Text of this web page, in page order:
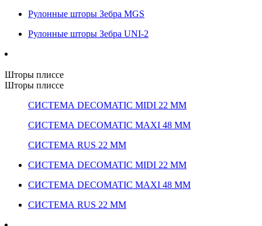
Рулонные шторы Зебра MGS
Рулонные шторы Зебра UNI-2
Шторы плиссе
Шторы плиссе
СИСТЕМА DECOMATIC MIDI 22 ММ
СИСТЕМА DECOMATIC MAXI 48 ММ
СИСТЕМА RUS 22 ММ
СИСТЕМА DECOMATIC MIDI 22 ММ
СИСТЕМА DECOMATIC MAXI 48 ММ
СИСТЕМА RUS 22 ММ